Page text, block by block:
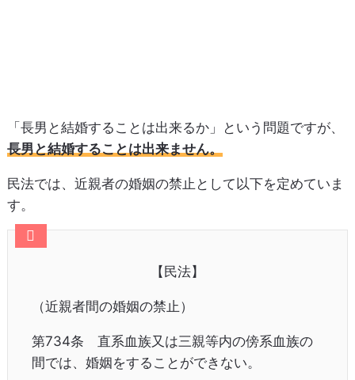
「長男と結婚することは出来るか」という問題ですが、
長男と結婚することは出来ません。
民法では、近親者の婚姻の禁止として以下を定めていま
す。
【民法】
（近親者間の婚姻の禁止）
第734条 直系血族又は三親等内の傍系血族の
間では、婚姻をすることができない。